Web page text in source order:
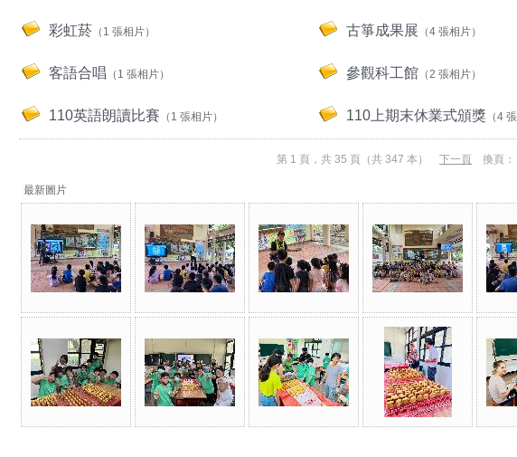
彩虹菸 （1 張相片） 古箏成果展 （4 張相片）
客語合唱 （1 張相片） 參觀科工館 （2 張相片）
110英語朗讀比賽 （1 張相片） 110上期末休業式頒獎 （4
第 1 頁，共 35 頁（共 347 本） 下一頁 換頁：
最新圖片